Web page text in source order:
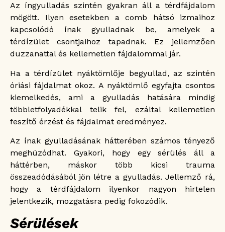
Az íngyulladás szintén gyakran áll a térdfájdalom
mögött. Ilyen esetekben a comb hátsó izmaihoz
kapcsolódó ínak gyulladnak be, amelyek a
térdízület csontjaihoz tapadnak. Ez jellemzően
duzzanattal és kellemetlen fájdalommal jár.
Ha a térdízület nyáktömlője begyullad, az szintén
óriási fájdalmat okoz. A nyáktömlő egyfajta csontos
kiemelkedés, ami a gyulladás hatására mindig
többletfolyadékkal telik fel, ezáltal kellemetlen
feszítő érzést és fájdalmat eredményez.
Az ínak gyulladásának hátterében számos tényező
meghúzódhat. Gyakori, hogy egy sérülés áll a
háttérben, máskor több kicsi trauma
összeadódásából jön létre a gyulladás. Jellemző rá,
hogy a térdfájdalom ilyenkor nagyon hirtelen
jelentkezik, mozgatásra pedig fokozódik.
Sérülések